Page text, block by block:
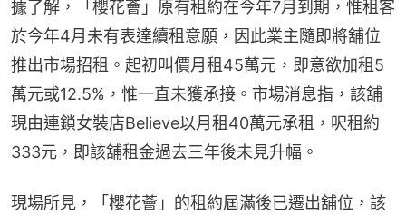
據了解，「櫻花薈」原有租約在今年7月到期，惟租客
於今年4月未有表達續租意願，因此業主隨即將舖位
推出市場招租。起初叫價月租45萬元，即意欲加租5
萬元或12.5%，惟一直未獲承接。市場消息指，該舖
現由連鎖女裝店Believe以月租40萬元承租，呎租約
333元，即該舖租金過去三年後未見升幅。
現場所見，「櫻花薈」的租約屆滿後已遷出舖位，該